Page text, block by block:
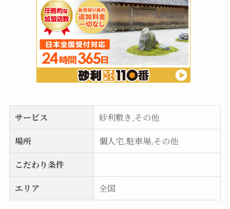
サービス
砂利敷き,その他
場所
個人宅,駐車場,その他
こだわり条件
エリア
全国